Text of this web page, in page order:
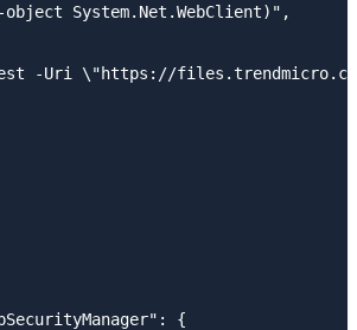
System.Net.WebClient)",
-Uri \"https://
{